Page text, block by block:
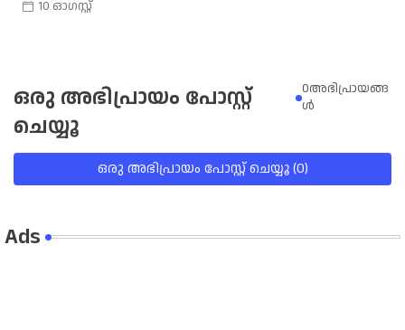
10 ഓഗസ്റ്റ്
ഒരു അഭിപ്രായം പോസ്റ്റ്
ചെയ്യൂ
0അഭിപ്രായങ്ങ
ള്‍
ഒരു അഭിപ്രായം പോസ്റ്റ് ചെയ്യൂ (0)
Ads